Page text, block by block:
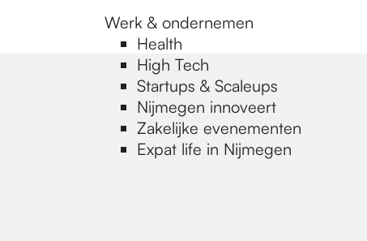
Werk & ondernemen
Health
High Tech
Startups & Scaleups
Nijmegen innoveert
Zakelijke evenementen
Expat life in Nijmegen